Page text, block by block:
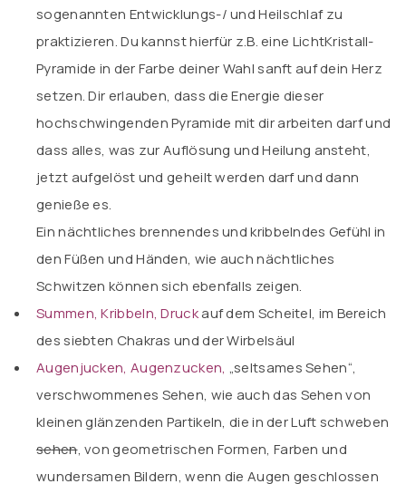
sogenannten Entwicklungs-/ und Heilschlaf zu
praktizieren. Du kannst hierfür z.B. eine LichtKristall-
Pyramide in der Farbe deiner Wahl sanft auf dein Herz
setzen. Dir erlauben, dass die Energie dieser
hochschwingenden Pyramide mit dir arbeiten darf und
dass alles, was zur Auflösung und Heilung ansteht,
jetzt aufgelöst und geheilt werden darf und dann
genieße es.
Ein nächtliches brennendes und kribbelndes Gefühl in
den Füßen und Händen, wie auch nächtliches
Schwitzen können sich ebenfalls zeigen.
Summen, Kribbeln, Druckauf dem Scheitel, im Bereich
des siebten Chakras und der Wirbelsäul
Augenjucken, Augenzucken, „seltsames Sehen“,
verschwommenes Sehen, wie auch das Sehen von
kleinen glänzenden Partikeln, die in der Luft schweben
sehen, von geometrischen Formen, Farben und
wundersamen Bildern, wenn die Augen geschlossen